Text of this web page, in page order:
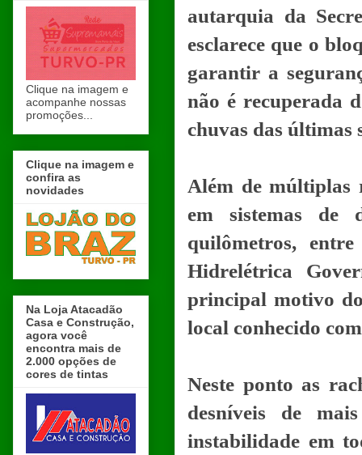
autarquia da
esclarece que o
garantir a
não é recuperada
chuvas das últimas
Além de múltiplas
em sistemas de
quilômetros,
Hidrelétrica
principal motivo
local conhecido
Neste ponto as
desníveis de
instabilidade em
Clique na imagem e
acompanhe nossas
promoções...
Clique na imagem e
confira as
novidades
Na Loja Atacadão
Casa e Construção,
agora você
encontra mais de
2.000 opções de
cores de tintas